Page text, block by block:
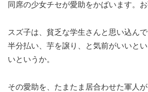
同席の少女チセが愛助をかばいます。お
スズ子は、貧乏な学生さんと思い込ん
半分払い、芋を譲り、と気前がいいと
いというか。
その愛助を、たまたま居合わせた軍人